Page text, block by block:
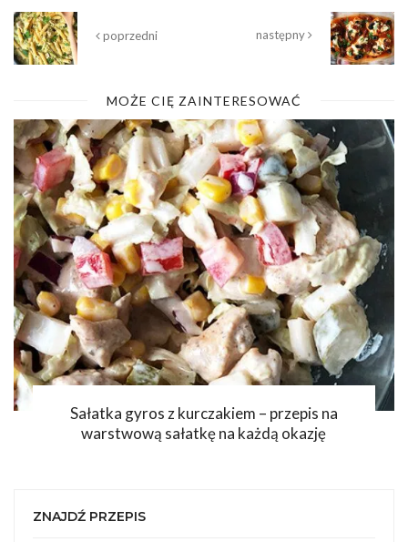
poprzedni następny
MOŻE CIĘ ZAINTERESOWAĆ
gyros z kurczakiem – przepis na
sałatkę na każdą okazję
ZNAJDŹ PRZEPIS